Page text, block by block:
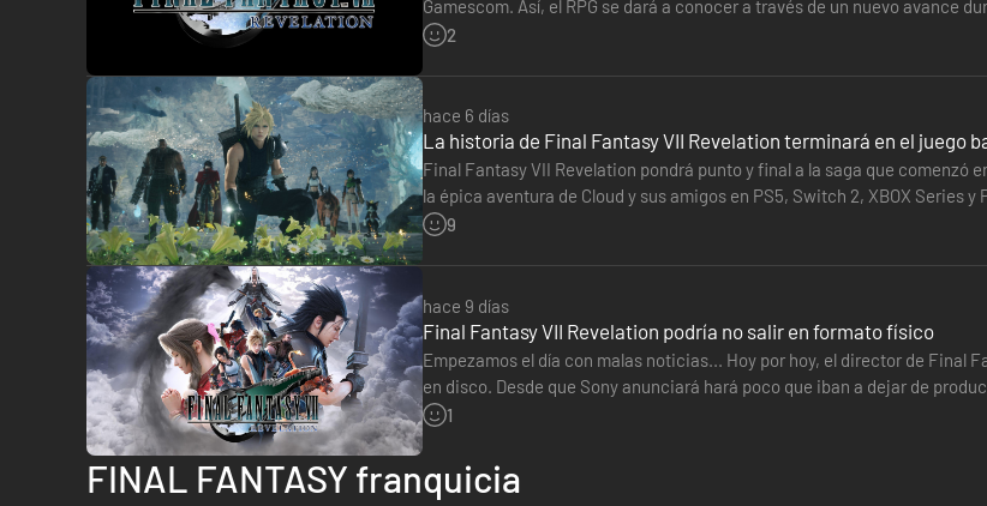
Materia de invocación: chocobo y moguri
FINAL FANTASY VII REBIRTH
Materia de invocación: Fénix
*Los datos de guardado deben estar en el mismo PC que se vaya a usar para jugar a FINAL FANTASY VII REVELATION.
*Debe usarse la misma cuenta que se usó para jugar a FINAL FANTASY VII REMAKE INTERGRADE y FINAL FANTASY
*Los datos de guardado de FINAL FANTASY VII REMAKE EPISODE INTERmission quedan excluidos.
Gamescom. Así, el RPG se dará a conocer a través de un nuevo avance
de Madrid. El…
2
hace 6 días
La historia de Final Fantasy VII Revelation terminará en el juego
Final Fantasy VII Revelation pondrá punto y final a la saga que comenzó
la épica aventura de Cloud y sus amigos en PS5, Switch 2, XBOX Series
base. Así…
9
hace 9 días
Final Fantasy VII Revelation podría no salir en formato físico
Empezamos el día con malas noticias... Hoy por hoy, el director de Final
en disco. Desde que Sony anunciará hará poco que iban a dejar de
muchos los que preguntan…
1
FINAL FANTASY franquicia